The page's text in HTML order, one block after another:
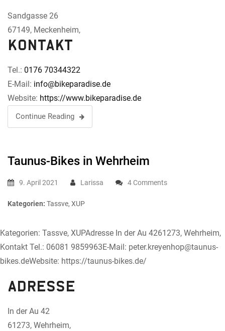
Sandgasse 26
67149, Meckenheim,
Kontakt
Tel.: 0176 70344322
E-Mail: info@bikeparadise.de
Website: https://www.bikeparadise.de
Continue Reading
Taunus-Bikes in Wehrheim
9. April 2021 Larissa 4 Comments
Kategorien: Tassve, XUP
Kategorien: Tassve, XUPAdresse In der Au 4261273, Wehrheim,
Kontakt Tel.: 06081 9859963E-Mail: peter.kreyenhop@taunus-
bikes.deWebsite: https://taunus-bikes.de/
Adresse
In der Au 42
61273, Wehrheim,